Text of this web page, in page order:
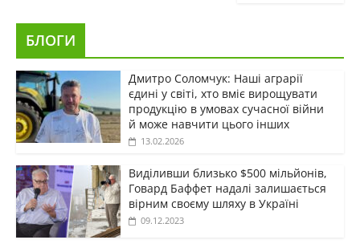
БЛОГИ
Дмитро Соломчук: Наші аграрії
єдині у світі, хто вміє вирощувати
продукцію в умовах сучасної війни
й може навчити цього інших
13.02.2026
Виділивши близько $500 мільйонів,
Говард Баффет надалі залишається
вірним своєму шляху в Україні
09.12.2023